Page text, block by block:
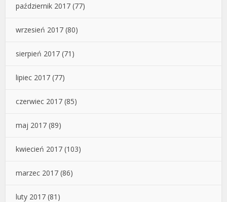
październik 2017 (77)
wrzesień 2017 (80)
sierpień 2017 (71)
lipiec 2017 (77)
czerwiec 2017 (85)
maj 2017 (89)
kwiecień 2017 (103)
marzec 2017 (86)
luty 2017 (81)